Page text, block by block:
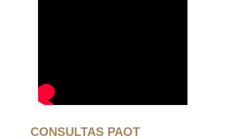
CONSULTAS PAOT